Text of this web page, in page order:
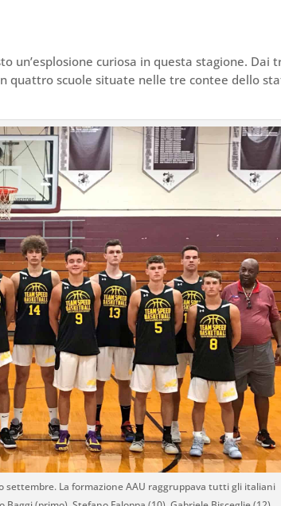
un’esplosione curiosa in questa stagione. Dai
quattro scuole situate nelle tre contee dello
settembre. La formazione AAU raggruppava tutti gli italiani